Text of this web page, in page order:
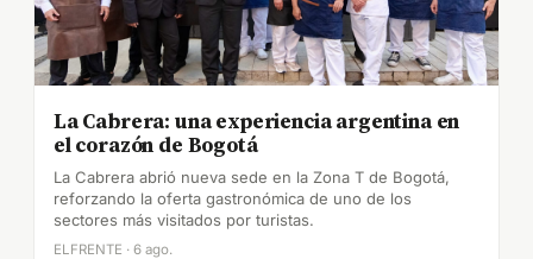
La Cabrera: una experiencia argentina en
el corazón de Bogotá
La Cabrera abrió nueva sede en la Zona T de Bogotá,
reforzando la oferta gastronómica de uno de los
sectores más visitados por turistas.
ELFRENTE · 6 ago.